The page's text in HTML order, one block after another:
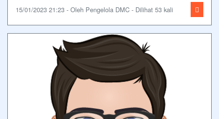
15/01/2023 21:23 - Oleh Pengelola DMC - Dilihat 53 kali